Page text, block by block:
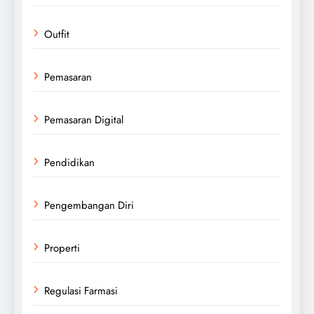
Outfit
Pemasaran
Pemasaran Digital
Pendidikan
Pengembangan Diri
Properti
Regulasi Farmasi